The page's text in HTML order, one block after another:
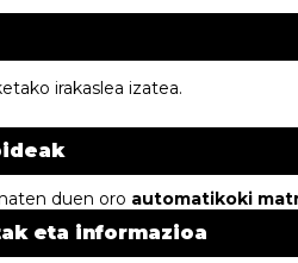
irakaslea izatea.
duen oro automatikoki
eta informazioa